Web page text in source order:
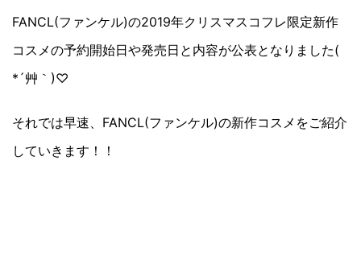
FANCL(ファンケル)の2019年クリスマスコフレ限定新作
コスメの予約開始日や発売日と内容が公表となりました(
*´艸｀)♡
それでは早速、FANCL(ファンケル)の新作コスメをご紹介
していきます！！